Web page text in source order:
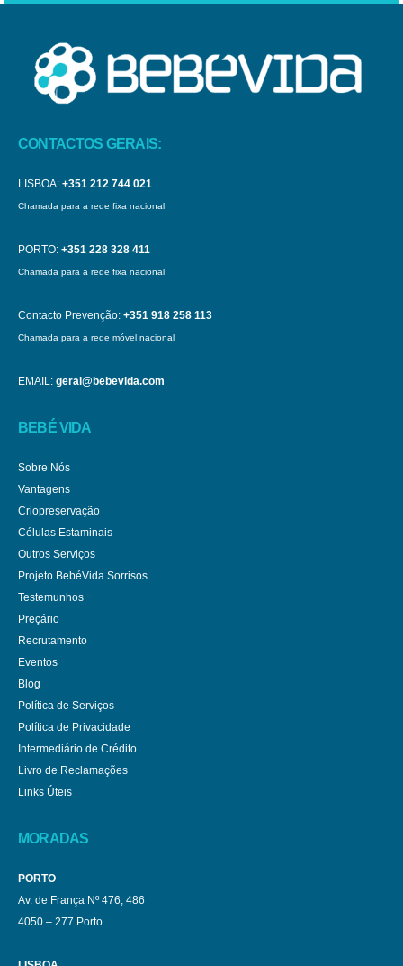
CONTACTOS GERAIS:
LISBOA: +351 212 744 021
Chamada para a rede fixa nacional
PORTO: +351 228 328 411
Chamada para a rede fixa nacional
Contacto Prevenção: +351 918 258 113
Chamada para a rede móvel nacional
EMAIL: geral@bebevida.com
BEBÉ VIDA
Sobre Nós
Vantagens
Criopreservação
Células Estaminais
Outros Serviços
Projeto BebéVida Sorrisos
Testemunhos
Preçário
Recrutamento
Eventos
Blog
Política de Serviços
Política de Privacidade
Intermediário de Crédito
Livro de Reclamações
Links Úteis
MORADAS
PORTO
Av. de França Nº 476, 486
4050 – 277 Porto